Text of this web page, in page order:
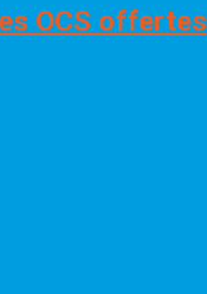
OCS offertes